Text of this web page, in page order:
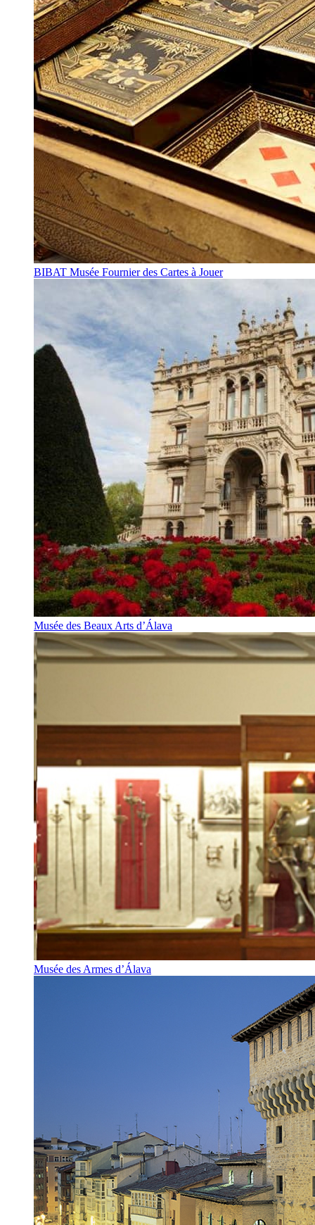
BIBAT Musée Fournier des Cartes à Jouer
Musée des Beaux Arts d’Álava
Musée des Armes d’Álava